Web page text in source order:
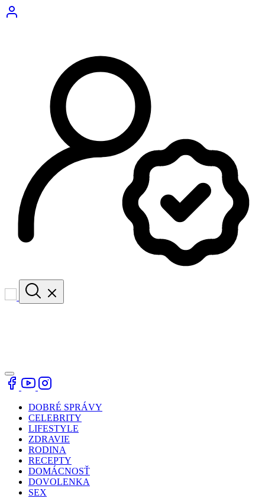
DOBRÉ SPRÁVY
CELEBRITY
LIFESTYLE
ZDRAVIE
RODINA
RECEPTY
DOMÁCNOSŤ
DOVOLENKA
SEX